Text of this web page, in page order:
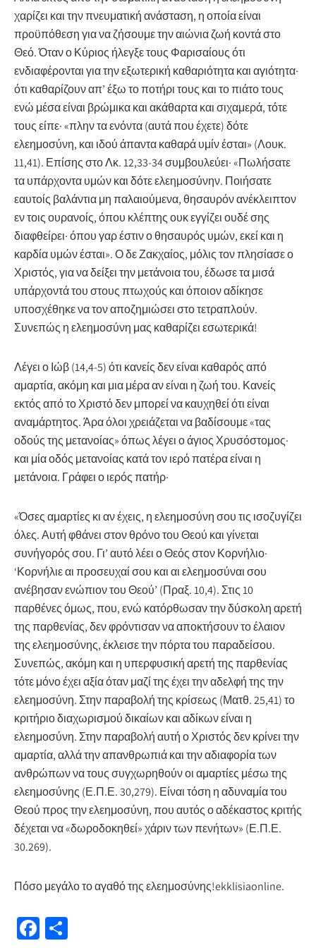
χαρίζει και την πνευματική ανάσταση, η οποία είναι
προϋπόθεση για να ζήσουμε την αιώνια ζωή κοντά στο
Θεό. Όταν ο Κύριος ήλεγξε τους Φαρισαίους ότι
ενδιαφέρονται για την εξωτερική καθαριότητα και αγιότητα·
ότι καθαρίζουν απ’ έξω το ποτήρι τους και το πιάτο τους
ενώ μέσα είναι βρώμικα και ακάθαρτα και σιχαμερά, τότε
τους είπε· «πλην τα ενόντα (αυτά που έχετε) δότε
ελεημοσύνη, και ιδού άπαντα καθαρά υμίν έσται» (Λουκ.
11,41). Επίσης στο Λκ. 12,33-34 συμβουλεύει· «Πωλήσατε
τα υπάρχοντα υμών και δότε ελεημοσύνην. Ποιήσατε
εαυτοίς βαλάντια μη παλαιούμενα, θησαυρόν ανέκλειπτον
εν τοις ουρανοίς, όπου κλέπτης ουκ εγγίζει ουδέ σης
διαφθείρει· όπου γαρ έστιν ο θησαυρός υμών, εκεί και η
καρδία υμών έσται». Ο δε Ζακχαίος, μόλις τον πλησίασε ο
Χριστός, για να δείξει την μετάνοια του, έδωσε τα μισά
υπάρχοντά του στους πτωχούς και όποιον αδίκησε
υποσχέθηκε να τον αποζημιώσει στο τετραπλούν.
Συνεπώς η ελεημοσύνη μας καθαρίζει εσωτερικά!
Λέγει ο Ιώβ (14,4-5) ότι κανείς δεν είναι καθαρός από
αμαρτία, ακόμη και μια μέρα αν είναι η ζωή του. Κανείς
εκτός από το Χριστό δεν μπορεί να καυχηθεί ότι είναι
αναμάρτητος. Άρα όλοι χρειάζεται να βαδίσουμε «τας
οδούς της μετανοίας» όπως λέγει ο άγιος Χρυσόστομος·
και μία οδός μετανοίας κατά τον ιερό πατέρα είναι η
μετάνοια. Γράφει ο ιερός πατήρ·
«Όσες αμαρτίες κι αν έχεις, η ελεημοσύνη σου τις ισοζυγίζει
όλες. Αυτή φθάνει στον θρόνο του Θεού και γίνεται
συνήγορός σου. Γι’ αυτό λέει ο Θεός στον Κορνήλιο·
‘Κορνήλιε αι προσευχαί σου και αι ελεημοσύναι σου
ανέβησαν ενώπιον του Θεού’ (Πραξ. 10,4). Στις 10
παρθένες όμως, που, ενώ κατόρθωσαν την δύσκολη αρετή
της παρθενίας, δεν φρόντισαν να αποκτήσουν το έλαιον
της ελεημοσύνης, έκλεισε την πόρτα του παραδείσου.
Συνεπώς, ακόμη και η υπερφυσική αρετή της παρθενίας
τότε μόνο έχει αξία όταν μαζί της έχει την αδελφή της την
ελεημοσύνη. Στην παραβολή της κρίσεως (Ματθ. 25,41) το
κριτήριο διαχωρισμού δικαίων και αδίκων είναι η
ελεημοσύνη. Στην παραβολή αυτή ο Χριστός δεν κρίνει την
αμαρτία, αλλά την απανθρωπιά και την αδιαφορία των
ανθρώπων να τους συγχωρηθούν οι αμαρτίες μέσω της
ελεημοσύνης (Ε.Π.Ε. 30,279). Είναι τόση η αδυναμία του
Θεού προς την ελεημοσύνη, που αυτός ο αδέκαστος κριτής
δέχεται να «δωροδοκηθεί» χάριν των πενήτων» (Ε.Π.Ε.
30.269).
Πόσο μεγάλο το αγαθό της ελεημοσύνης!ekklisiaonline.
Fa